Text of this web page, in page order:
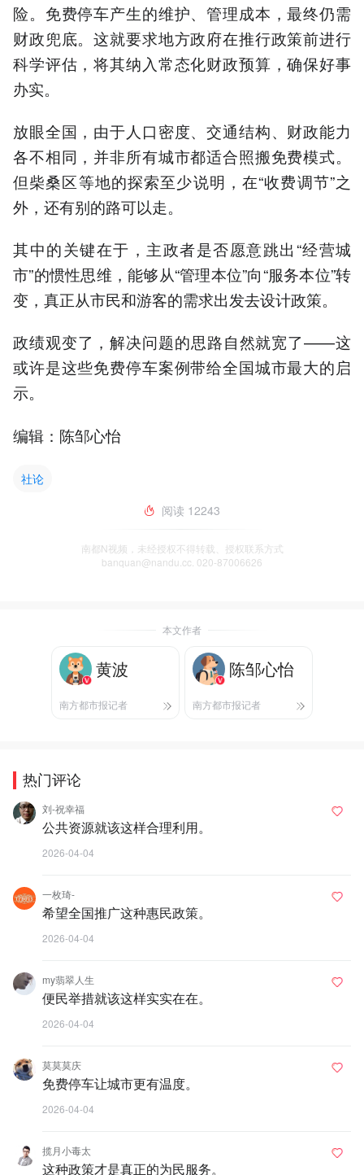
险。免费停车产生的维护、管理成本，最终仍需
财政兜底。这就要求地方政府在推行政策前进行
科学评估，将其纳入常态化财政预算，确保好事
办实。
放眼全国，由于人口密度、交通结构、财政能力
各不相同，并非所有城市都适合照搬免费模式。
但柴桑区等地的探索至少说明，在“收费调节”之
外，还有别的路可以走。
其中的关键在于，主政者是否愿意跳出“经营城
市”的惯性思维，能够从“管理本位”向“服务本位”转
变，真正从市民和游客的需求出发去设计政策。
政绩观变了，解决问题的思路自然就宽了——这
或许是这些免费停车案例带给全国城市最大的启
示。
编辑：陈邹心怡
社论
阅读 12243
南都N视频，未经授权不得转载、授权联系方式
banquan@nandu.cc. 020-87006626
本文作者
黄波
南方都市报记者
陈邹心怡
南方都市报记者
热门评论
刘-祝幸福
公共资源就该这样合理利用。
2026-04-04
一枚琦-
希望全国推广这种惠民政策。
2026-04-04
my翡翠人生
便民举措就该这样实实在在。
2026-04-04
莫莫莫庆
免费停车让城市更有温度。
2026-04-04
揽月小毒太
这种政策才是真正的为民服务。